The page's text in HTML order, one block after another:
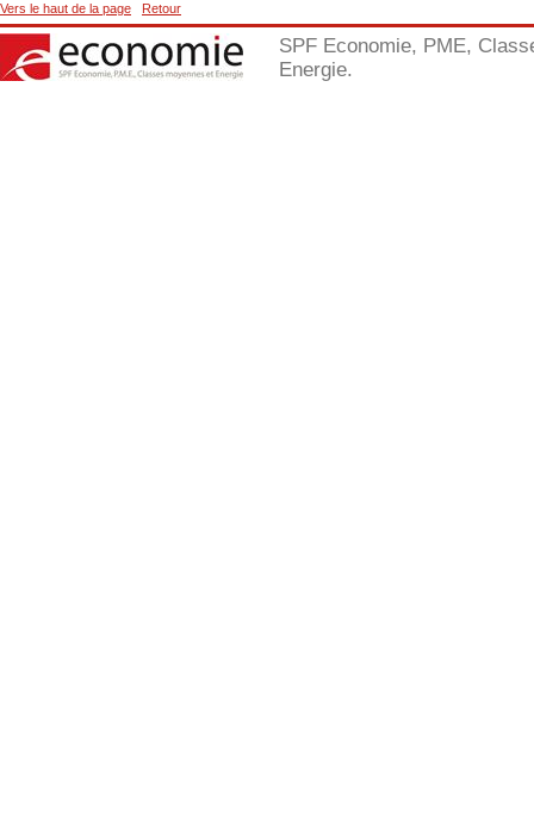
Vers le haut de la page Retour
SPF Economie, PME,
Energie.